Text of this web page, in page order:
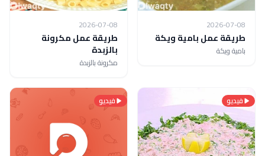
2026-07-08
طريقة عمل بامية ويكة
بامية ويكة
2026-07-08
طريقة عمل مكرونة
بالزبدة
مكرونة بالزبدة
فيديو فيديو